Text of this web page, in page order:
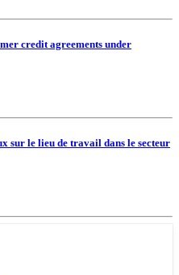
credit agreements under
sur le lieu de travail dans le secteur